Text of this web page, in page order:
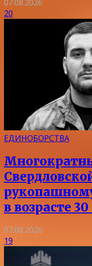
07.08.2026
20
ЕДИНОБОРСТВА
в возрасте
07.08.2026
19